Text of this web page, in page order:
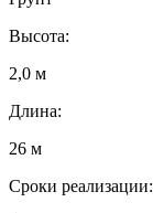
Высота:
2,0 м
Длина:
26 м
Сроки реализации: